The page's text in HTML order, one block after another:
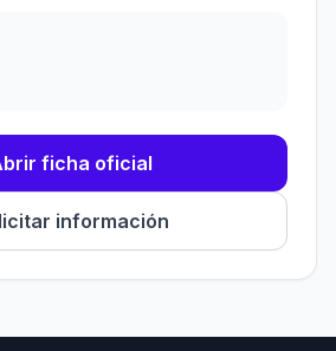
ficha oficial
información